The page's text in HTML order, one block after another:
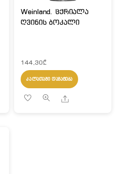
Weinland. ცქრიალა
ღვინის ბოკალი
144,30₾
ᲙᲐᲚᲐᲗᲐᲨᲘ ᲓᲐᲛᲐᲢᲔᲑᲐ
Share